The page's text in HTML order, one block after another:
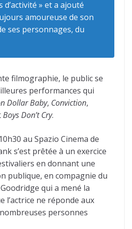
d’activité » et a ajouté
amoureuse de son
ses personnages, du
filmographie, le public se
performances qui
Dollar Baby, Conviction,
Boys Don’t Cry.
au Spazio Cinema de
s’est prêtée à un exercice
en donnant une
publique, en compagnie du
qui a mené la
l’actrice ne réponde aux
personnes